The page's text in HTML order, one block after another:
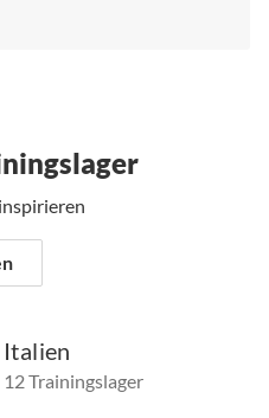
Italien
12 Trainingslager